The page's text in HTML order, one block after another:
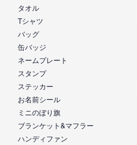
タオル
Tシャツ
バッグ
缶バッジ
ネームプレート
スタンプ
ステッカー
お名前シール
ミニのぼり旗
ブランケット&マフラー
ハンディファン